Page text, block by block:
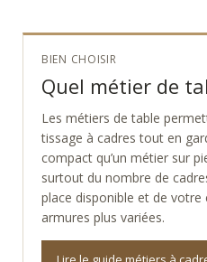
BIEN CHOISIR
Quel métier de
Les métiers de table
tissage à cadres tout en
compact qu’un métier sur
surtout du nombre de
place disponible et de votre
armures plus variées.